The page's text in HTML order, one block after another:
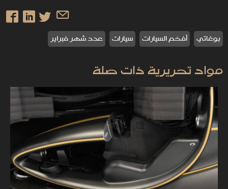
بوغاتي أفخم السيارات سيارات عدد شهر فبراير
مواد تحريرية ذات صلة